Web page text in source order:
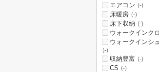
エアコン (-)
床暖房 (-)
床下収納 (-)
ウォークインク
ウォークインシ
(-)
収納豊富 (-)
CS (-)